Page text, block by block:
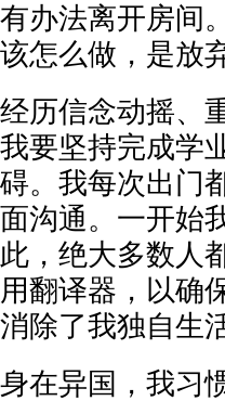
有办法离开房间
该怎么做，是放
经历信念动摇、
我要坚持完成学
碍。我每次出门
面沟通。一开始
此，绝大多数人
用翻译器，以确
消除了我独自生
身在异国，我习